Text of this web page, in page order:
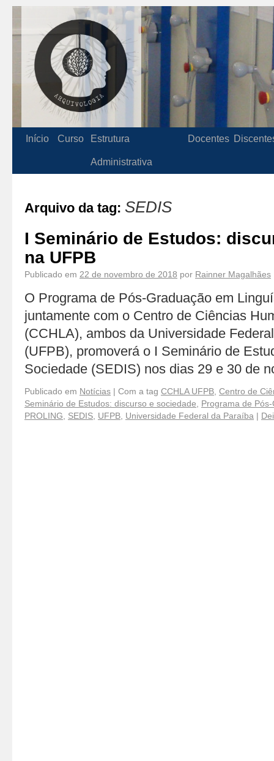
Início Curso Estrutura
Administrativa
Docentes
Arquivo da tag: SEDIS
I Seminário de Estudos:
na UFPB
Publicado em 22 de novembro de 2018 por Rainner Magalhães
O Programa de Pós-Graduação em
juntamente com o Centro de Ciências
(CCHLA), ambos da Universidade
(UFPB), promoverá o I Seminário de
Sociedade (SEDIS) nos dias 29 e 30 de
Publicado em Notícias | Com a tag CCHLA UFPB Centro de
Seminário de Estudos: discurso e sociedade
Programa de
PROLING
SEDIS UFPB Universidade Federal da Paraíba |